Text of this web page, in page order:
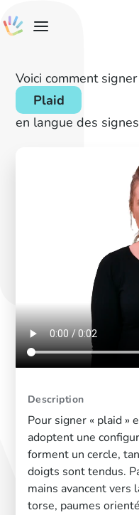
Voici comment signer
Plaid
en langue des
Description
Pour signer « plaid »
adoptent une
forment un cercle,
doigts sont tendus.
mains avancent vers
torse, paumes